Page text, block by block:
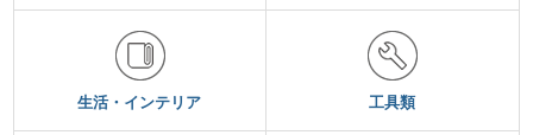
生活・インテリア 工具類